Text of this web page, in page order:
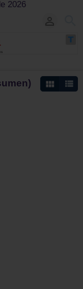
2026